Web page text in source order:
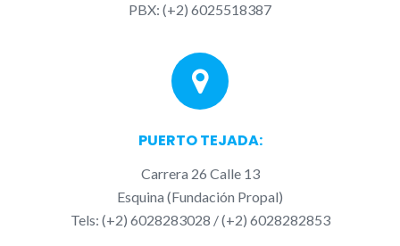
PBX: (+2) 6025518387
PUERTO TEJADA:
Carrera 26 Calle 13
Esquina (Fundación Propal)
Tels: (+2) 6028283028 / (+2) 6028282853